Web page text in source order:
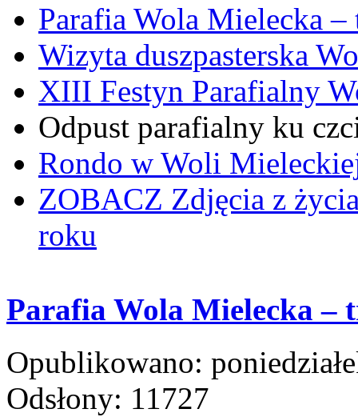
Parafia Wola Mielecka
Wizyta duszpasterska
XIII Festyn Parafialny
Odpust parafialny ku
Rondo w Woli
ZOBACZ Zdjęcia z
roku
Parafia Wola Mielecka –
Opublikowano:
Odsłony: 11727